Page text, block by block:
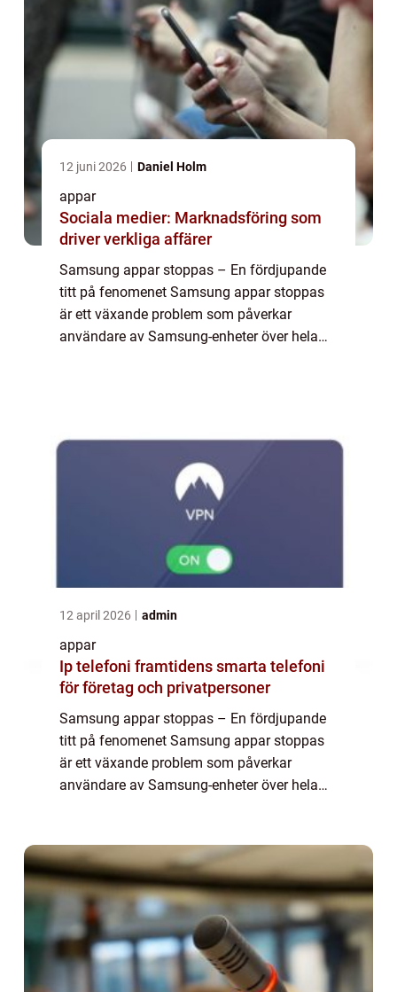
12 juni 2026 Daniel Holm
appar
Sociala medier: Marknadsföring som
driver verkliga affärer
Samsung appar stoppas – En fördjupande
titt på fenomenet Samsung appar stoppas
är ett växande problem som påverkar
användare av Samsung-enheter över hela
12 april 2026 admin
appar
Ip telefoni framtidens smarta telefoni
för företag och privatpersoner
Samsung appar stoppas – En fördjupande
titt på fenomenet Samsung appar stoppas
är ett växande problem som påverkar
användare av Samsung-enheter över hela
användare inte...